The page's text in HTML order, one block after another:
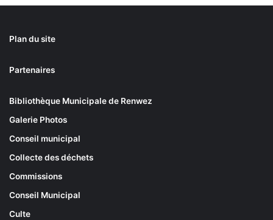
Plan du site
Partenaires
Bibliothèque Municipale de Renwez
Galerie Photos
Conseil municipal
Collecte des déchets
Commissions
Conseil Municipal
Culte